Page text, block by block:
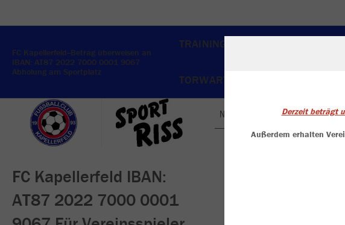
FC Kapellerfeld--Betrag überweisen an
IBAN: AT87 2022 7000 0001 9067
Abholung am Sportplatz
TRAINING
TORWART BEKLEIDUNG
FC Kapellerfeld IBAN:
AT87 2022 7000 0001
Nachhaltig Derzeit beträgt
Außerdem erhalten
Wir verwenden
anzeigen und unsere